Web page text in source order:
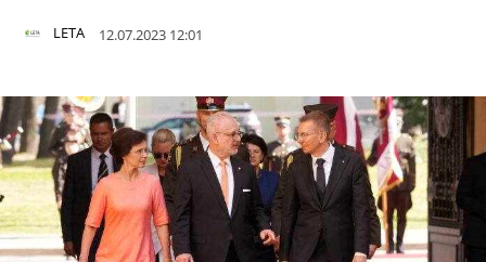
LETA 12.07.2023 12:01